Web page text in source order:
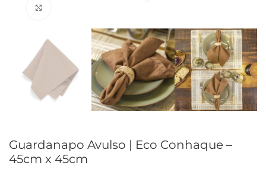
Guardanapo Avulso | Eco Conhaque –
45cm x 45cm